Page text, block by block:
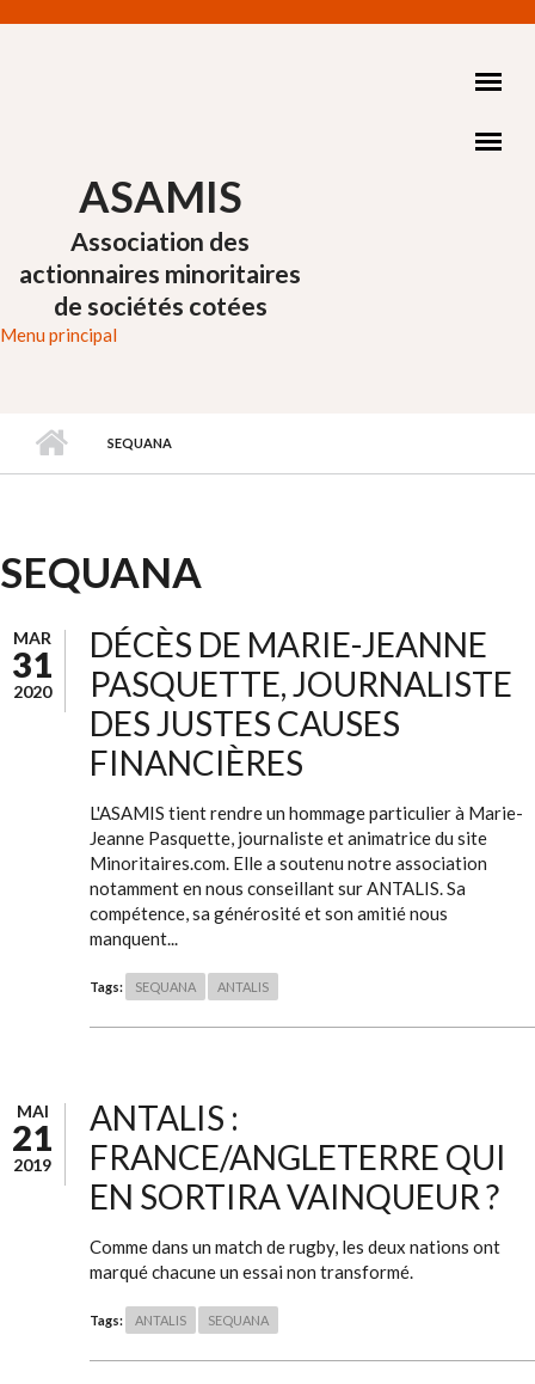
ASAMIS
Association des
actionnaires minoritaires
de sociétés cotées
Menu principal
SEQUANA
SEQUANA
MAR
31
2020
DÉCÈS DE MARIE-JEANNE
PASQUETTE, JOURNALISTE
DES JUSTES CAUSES
FINANCIÈRES
L'ASAMIS tient rendre un hommage particulier à Marie-
Jeanne Pasquette, journaliste et animatrice du site
Minoritaires.com. Elle a soutenu notre association
notamment en nous conseillant sur ANTALIS. Sa
compétence, sa générosité et son amitié nous
manquent...
Tags: SEQUANA ANTALIS
MAI
21
2019
ANTALIS :
FRANCE/ANGLETERRE QUI
EN SORTIRA VAINQUEUR ?
Comme dans un match de rugby, les deux nations ont
marqué chacune un essai non transformé.
Tags: ANTALIS SEQUANA